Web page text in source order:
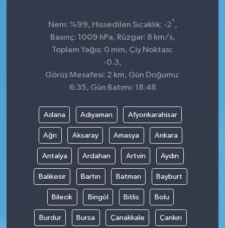
Nem: %99, Hissedilen Sıcaklık: -2° ,
Basınç: 1009 hPa, Rüzgar: 8 km/s,
Toplam Yağış: 0 mm, Çiy Noktası:
-0.3,
Görüş Mesafesi: 2 km, Gün Doğumu:
6:35, Gün Batımı: 18:48
Adana Adıyaman Afyonkarahisar
Ağrı Aksaray Amasya Ankara
Antalya Ardahan Artvin Aydın
Balıkesir Bartın Batman Bayburt
Bilecik Bingöl Bitlis Bolu
Burdur Bursa Çanakkale Çankırı